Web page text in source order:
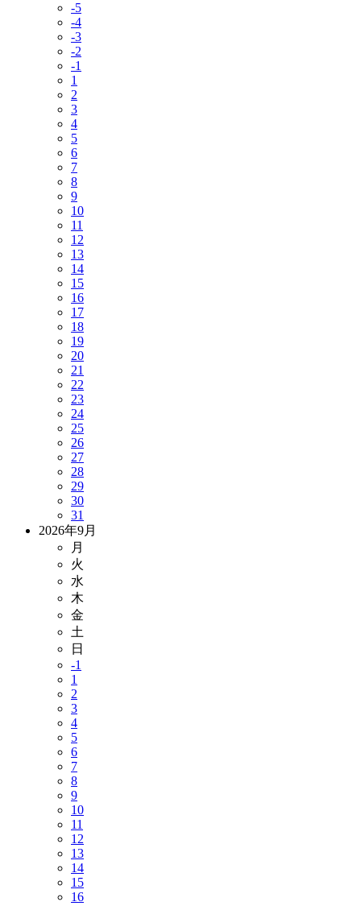
-5
-4
-3
-2
-1
1
2
3
4
5
6
7
8
9
10
11
12
13
14
15
16
17
18
19
20
21
22
23
24
25
26
27
28
29
30
31
2026年9月
月
火
水
木
金
土
日
-1
1
2
3
4
5
6
7
8
9
10
11
12
13
14
15
16